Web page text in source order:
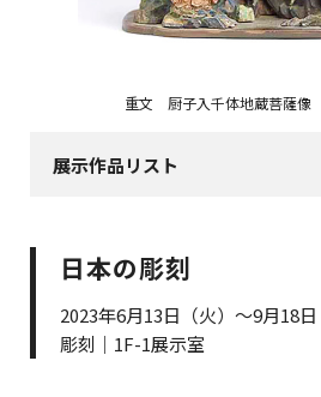
重文 厨子入千体地蔵菩薩像
展示作品リスト
日本の彫刻
2023年6月13日（火）～9月18日
彫刻｜1F-1展示室